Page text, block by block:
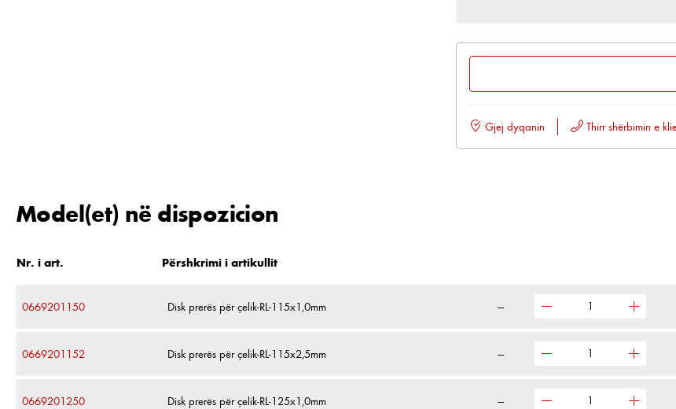
Gjej dyqanin Thirr shërbimin e
Model(et) në dispozicion
Nr. i art. Përshkrimi i artikullit
0669201150 Disk prerës për çelik-RL-115x1,0mm —
0669201152 Disk prerës për çelik-RL-115x2,5mm —
0669201250 Disk prerës për çelik-RL-125x1,0mm —